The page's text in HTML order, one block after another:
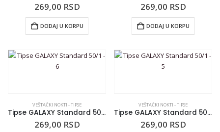
269,00 RSD
DODAJ U KORPU
269,00 RSD
DODAJ U KORPU
VEŠTAČKI NOKTI - TIPSE
Tipse GALAXY Standard 50/1 – 6
269,00 RSD
VEŠTAČKI NOKTI - TIPSE
Tipse GALAXY Standard 50/1 – 5
269,00 RSD